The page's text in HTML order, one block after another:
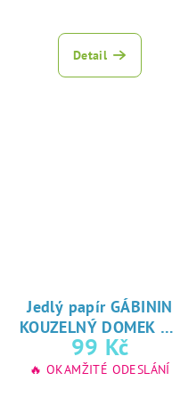
Detail
Jedlý papír GÁBININ
KOUZELNÝ DOMEK ★
oblíbený tisk na
jedlý papír
99 Kč
🔥 OKAMŽITÉ ODESLÁNÍ